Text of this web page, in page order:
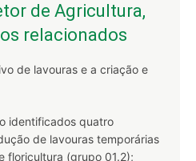
de Agricultura,
relacionados
de lavouras e a criação e
identificados quatro
de lavouras temporárias
floricultura (grupo 01.2);